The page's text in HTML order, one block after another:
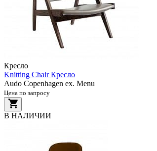
Кресло
Knitting Chair Кресло
Audo Copenhagen ex. Menu
Цена по запросу
В НАЛИЧИИ